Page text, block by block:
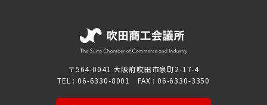
〒564-0041 大阪府吹田市泉町2-17-4
TEL : 06-6330-8001 FAX : 06-6330-3350